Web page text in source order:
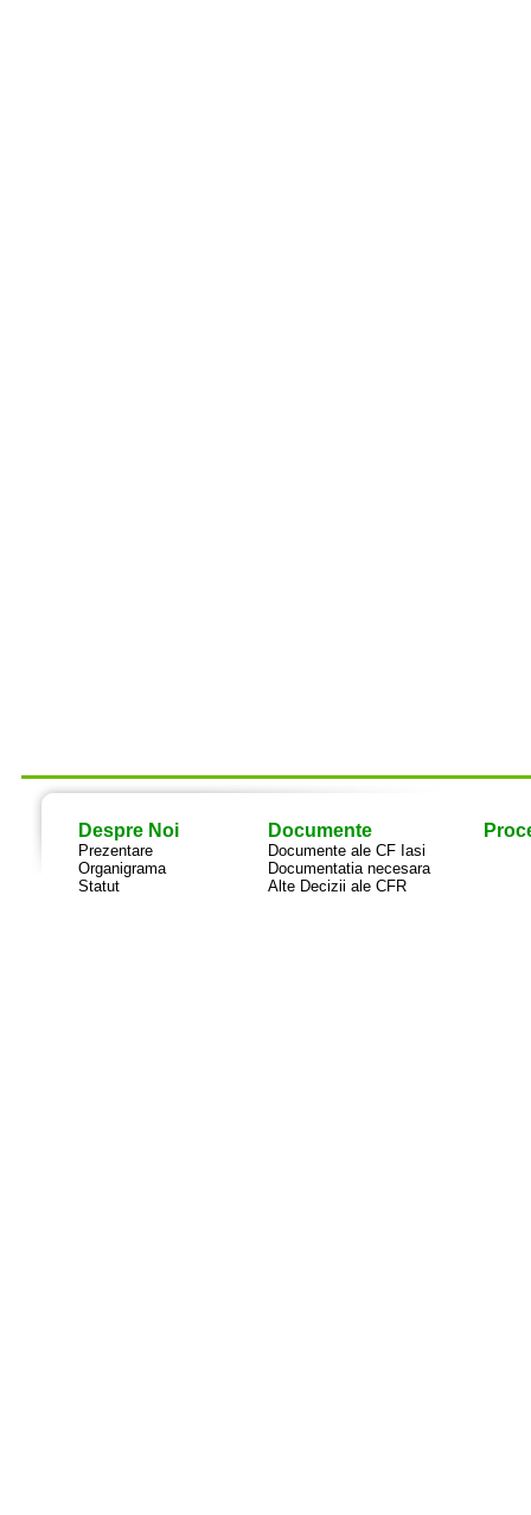
Despre Noi
Prezentare
Organigrama
Statut
Documente
Documente ale CF Iasi
Documentatia necesara
Alte Decizii ale CFR